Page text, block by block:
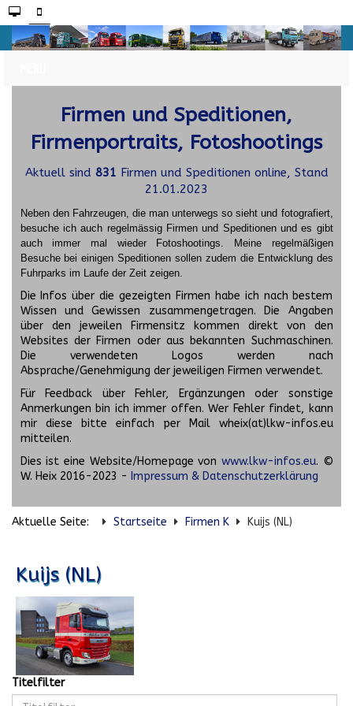
Firmen und Speditionen,
Firmenportraits, Fotoshootings
Aktuell sind 831 Firmen und Speditionen online, Stand
21.01.2023
Neben den Fahrzeugen, die man unterwegs so sieht und fotografiert,
besuche ich auch regelmässig Firmen und Speditionen und es gibt
auch immer mal wieder Fotoshootings.
Meine regelmäßigen
Besuche bei einigen Speditionen sollen zudem die Entwicklung des
Fuhrparks im Laufe der Zeit zeigen.
Die Infos über die gezeigten Firmen habe ich nach bestem
Wissen und Gewissen zusammengetragen. Die Angaben
über den jeweilen Firmensitz kommen direkt von den
Websites der Firmen oder aus bekannten Suchmaschinen.
Die verwendeten Logos werden nach
Absprache/Genehmigung der jeweiligen Firmen verwendet.
Für Feedback über Fehler, Ergänzungen oder sonstige
Anmerkungen bin ich immer offen. Wer Fehler findet, kann
mir diese bitte einfach per Mail wheix(at)lkw-infos.eu
mitteilen.
Dies ist eine Website/Homepage von www.lkw-infos.eu. ©
W. Heix 2016-2023 - Impressum & Datenschutzerklärung
Aktuelle Seite: Startseite Firmen K Kuijs (NL)
Kuijs (NL)
Titelfilter